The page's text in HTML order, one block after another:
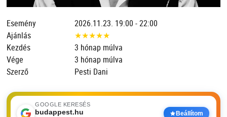
Esemény
2026.11.23. 19:00 - 22:00
Ajánlás
★★★★★
Kezdés
3 hónap múlva
Vége
3 hónap múlva
Szerző
Pesti Dani
GOOGLE KERESÉS
budappest.hu Beállítom